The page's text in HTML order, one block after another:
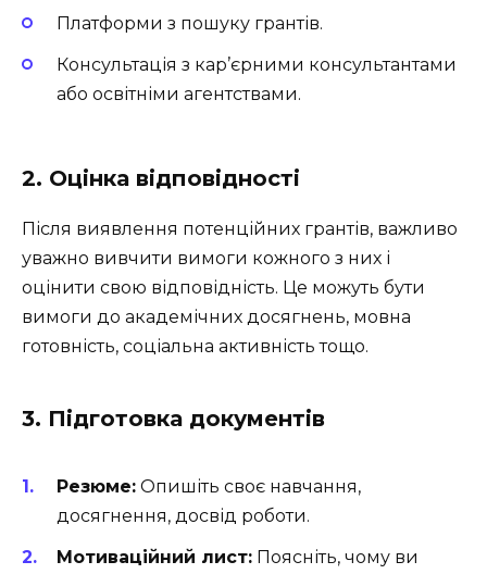
Платформи з пошуку грантів.
Консультація з кар’єрними консультантами
або освітніми агентствами.
2. Оцінка відповідності
Після виявлення потенційних грантів, важливо
уважно вивчити вимоги кожного з них і
оцінити свою відповідність. Це можуть бути
вимоги до академічних досягнень, мовна
готовність, соціальна активність тощо.
3. Підготовка документів
Резюме: Опишіть своє навчання,
досягнення, досвід роботи.
Мотиваційний лист: Поясніть, чому ви